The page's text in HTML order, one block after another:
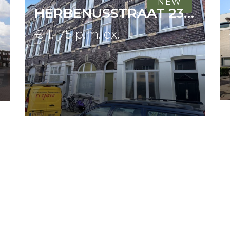
gebruiksgemak.
is modern afgewerkt en uitgerust met een
thermostatische mengkraan en
over een overloop en twee
het opbergen van huishoudelijke spullen en
NEW
HERBENUSSTRAAT 23 A
€ 1.175 p.m. ex.
About us
Contact